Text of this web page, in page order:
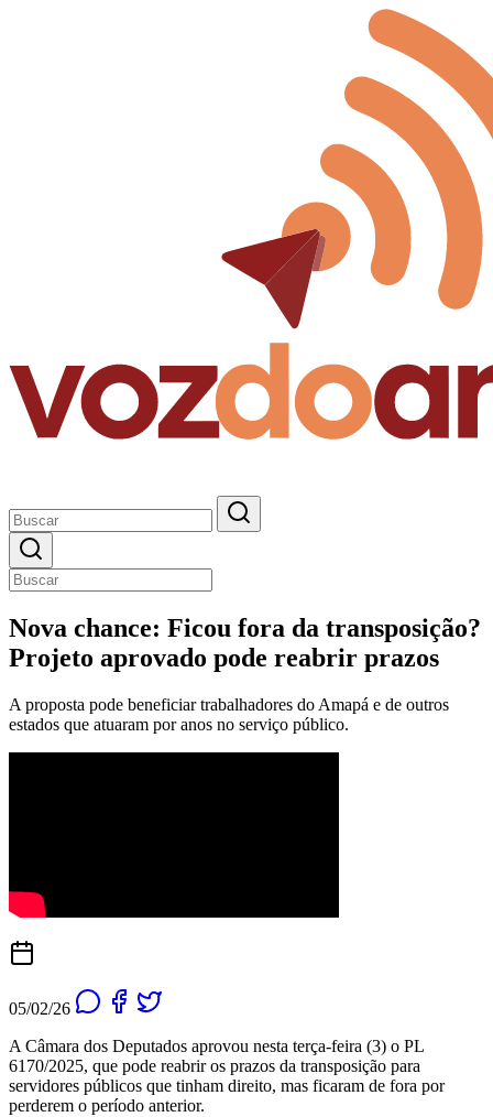
Nova chance: Ficou fora da transposição?
Projeto aprovado pode reabrir prazos
A proposta pode beneficiar trabalhadores do Amapá e de outros
estados que atuaram por anos no serviço público.
05/02/26
A Câmara dos Deputados aprovou nesta terça-feira (3) o PL
6170/2025, que pode reabrir os prazos da transposição para
servidores públicos que tinham direito, mas ficaram de fora por
perderem o período anterior.